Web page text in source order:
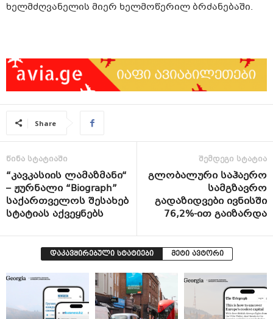
ხელმძღვანელის მიერ ხელმოწერილ ბრძანებაში.
Share
წინა სტატიაში
“კავკასიის ლამაზმანი“
– ჟურნალი “Biograph”
საქართველოს შესახებ
სტატიას აქვეყნებს
შემდეგი სტატია
გლობალური საჰაერო
სამგზავრო
გადაზიდვები ივნისში
76,2%-ით გაიზარდა
დაკავშირებული სტატიები მეტი ავტორი